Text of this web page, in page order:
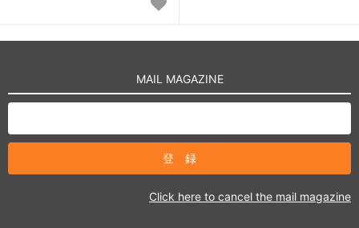
MAIL MAGAZINE
Click here to cancel the mail magazine